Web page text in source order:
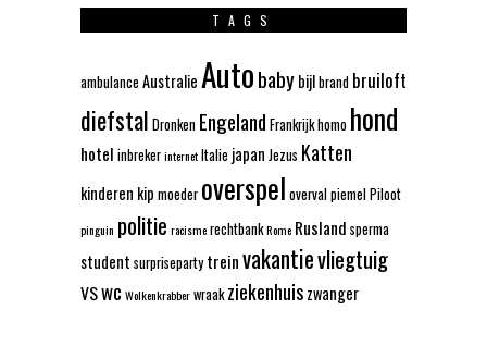
TAGS
ambulance AustralieAutobabybijlbrand bruiloft
diefstal Dronken Engeland Frankrijkhomo hond
hotel inbrekerinternetItalie japan Jezus Katten
kinderen kip moeder overspel overvalpiemelPiloot
pinguin politie racismerechtbankRome Rusland sperma
student surpriseparty treinvakantievliegtuig
VSwc Wolkenkrabberwraak ziekenhuiszwanger